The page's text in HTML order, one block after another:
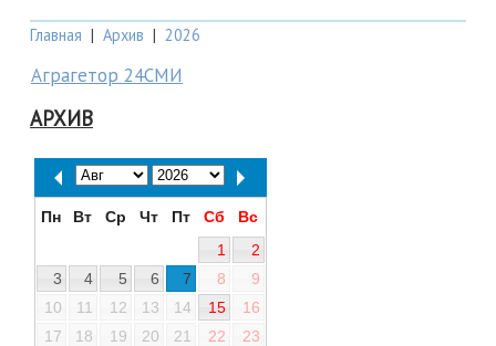
Главная | Архив | 2026
Аграгетор 24СМИ
АРХИВ
Пн Вт Ср Чт Пт Сб
Вс
1
2
3
4 5 6 7 8
9
10
11 12 13 14 15
16
17
18 19 20 21 22
23